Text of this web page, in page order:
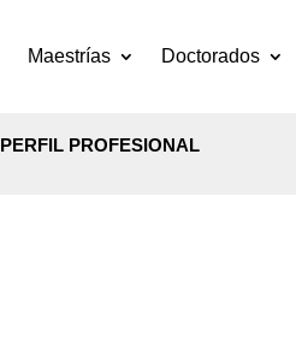
Maestrías Doctorados
PERFIL PROFESIONAL